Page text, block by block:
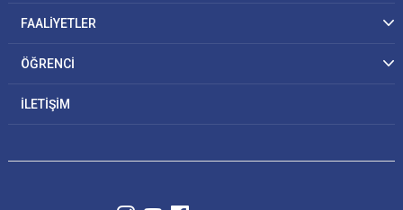
FAALİYETLER
ÖĞRENCİ
İLETİŞİM